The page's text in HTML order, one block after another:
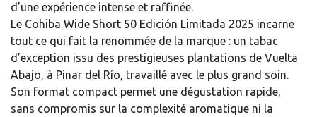
d’une expérience intense et raffinée.
Le Cohiba Wide Short 50 Edición Limitada 2025 incarne
tout ce qui fait la renommée de la marque : un tabac
d’exception issu des prestigieuses plantations de Vuelta
Abajo, à Pinar del Río, travaillé avec le plus grand soin.
Son format compact permet une dégustation rapide,
sans compromis sur la complexité aromatique ni la